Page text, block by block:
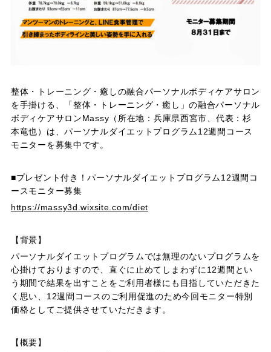
整体・トレーニング・癒しの融合パーソナルボディケアサロン
を手掛ける、「整体・トレーニング・癒し」の融合パーソナル
ボディケアサロンMassy（所在地：兵庫県西宮市、代表：杉
本竜也）は、パーソナルダイエットプログラム12週間コース
モニターを募集中です。
■プレゼント付き！パーソナルダイエットプログラム12週間コ
ースモニター募集
https://massy3d.wixsite.com/diet
【背景】
パーソナルダイエットプログラムでは無理のないプログラムを
心掛けておりますので、直ぐに止めてしまわずに12週間とい
う期間で結果を出すことをご利用者様にも目指していただきた
く思い、12週間コースのご利用促進のため今回モニター特別
価格としてご提供させていただきます。
【概要】